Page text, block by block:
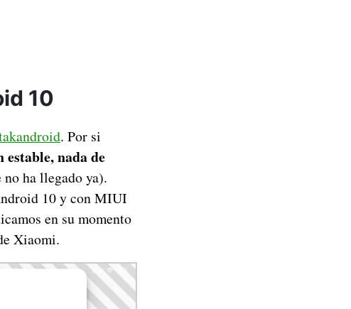
10
. Por si
nada de
ha llegado ya).
10 y con MIUI
en su momento
Xiaomi.